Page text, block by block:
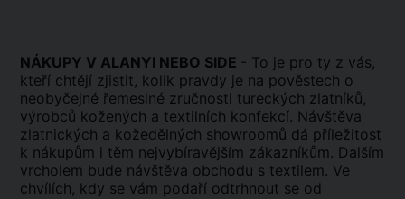
NÁKUPY V ALANYI NEBO SIDE - To je pro ty z vás,
kteří chtějí zjistit, kolik pravdy je na pověstech o
neobyčejné řemeslné zručnosti tureckých zlatníků,
výrobců kožených a textilních konfekcí. Návštěva
zlatnických a kožedělných showroomů dá příležitost
k nákupům i těm nejvybíravějším zákazníkům. Dalším
vrcholem bude návštěva obchodu s textilem. Ve
chvílích, kdy se vám podaří odtrhnout se od